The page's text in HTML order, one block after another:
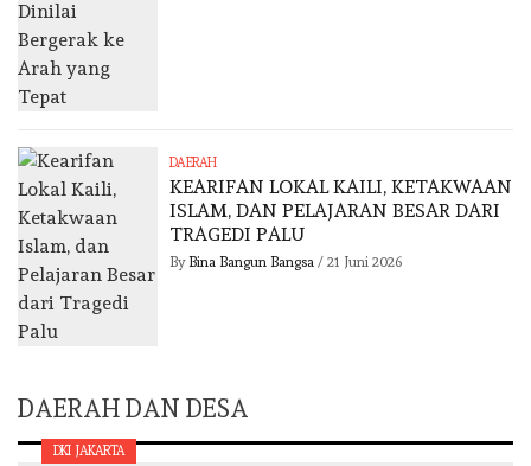
DAERAH
KEARIFAN LOKAL KAILI, KETAKWAAN
ISLAM, DAN PELAJARAN BESAR DARI
TRAGEDI PALU
By Bina Bangun Bangsa/ 21 Juni 2026
DAERAH DAN DESA
DKI JAKARTA